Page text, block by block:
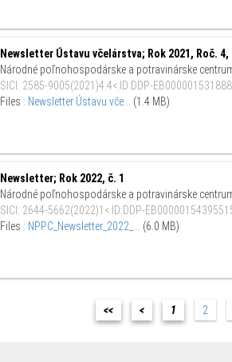
Newsletter Ústavu včelárstva; Rok 2021, Roč. 4,
Národné poľnohospodárske a potravinárske
SICI : 2585-9005(2021)4:4<:ID:DDP-
Files : Newsletter Ústavu vče... (1.4 MB)
Newsletter; Rok 2022, č. 1
Národné poľnohospodárske a potravinárske
SICI : 2644-5662(2022)1<:ID:DDP-
Files : NPPC_Newsletter_2022_... (6.0 MB)
<< < 1 2